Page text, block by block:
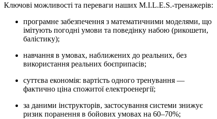
Ключові можливості та переваги наших M.I.L.E.S.-тренажерів:
програмне забезпечення з математичними моделями, що
імітують погодні умови та поведінку набою (рикошети,
балiстику);
навчання в умовах, наближених до реальних, без
використання реальних боєприпасів;
суттєва економія: вартість одного тренування —
фактично ціна спожитої електроенергії;
за даними інструкторів, застосування системи знижує
ризик поранення в бойових умовах на 60–70%;